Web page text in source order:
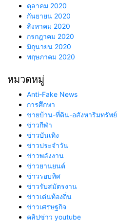
ตุลาคม 2020
กันยายน 2020
สิงหาคม 2020
กรกฎาคม 2020
มิถุนายน 2020
พฤษภาคม 2020
หมวดหมู่
Anti-Fake News
การศึกษา
ขายบ้าน-ที่ดิน-อสังหาริมทรัพย์
ข่าวกีฬา
ข่าวบันเทิง
ข่าวประจำวัน
ข่าวพลังงาน
ข่าวยานยนต์
ข่าวรอบทิศ
ข่าวรับสมัตรงาน
ข่าวเด่นท้องถิ่น
ข่าวเศรษฐกิจ
คลิปข่าว youtube